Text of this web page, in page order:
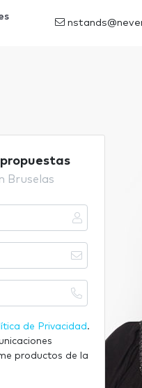
Bruselas
de Privacidad .
productos de la